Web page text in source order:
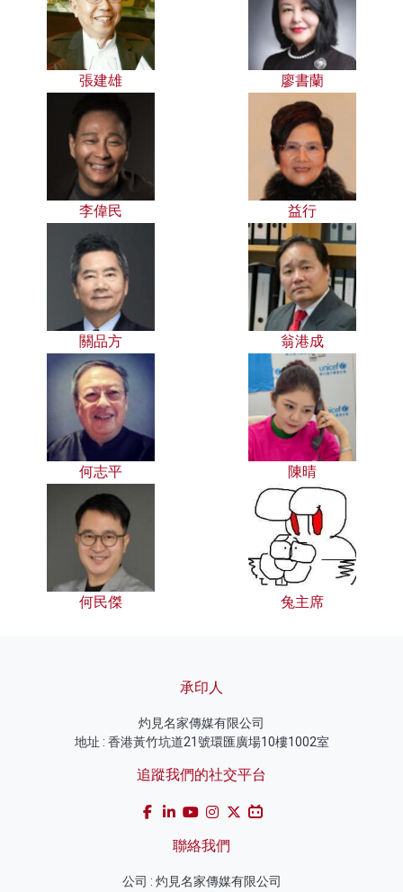
張建雄 廖書蘭
李偉民 益行
關品方 翁港成
何志平 陳晴
何民傑 兔主席
承印人
灼見名家傳媒有限公司
地址 : 香港黃竹坑道21號環匯廣場10樓1002室
追蹤我們的社交平台
聯絡我們
公司 : 灼見名家傳媒有限公司